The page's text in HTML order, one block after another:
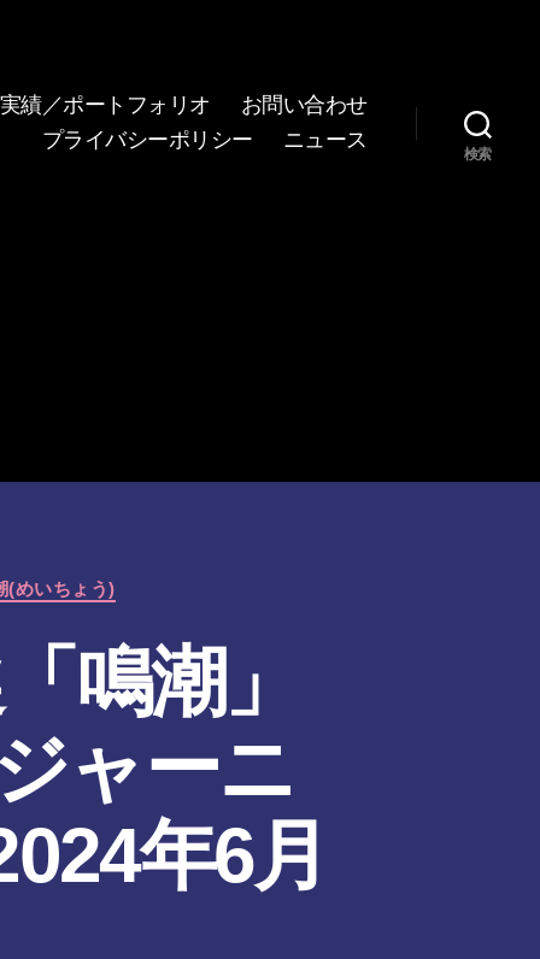
績／ポートフォリオ
お問い合わせ
プライバシーポリシー
ニュース
検索
(めいちょう)
鳴潮」
ャーニ
年6月